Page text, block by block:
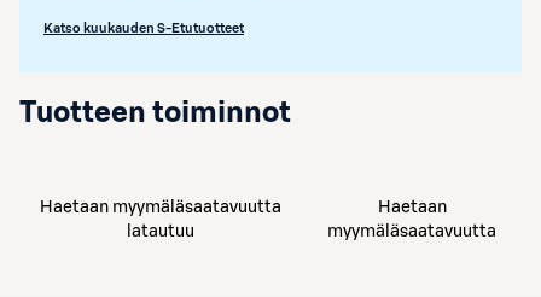
Katso kuukauden S-Etutuotteet
Tuotteen toiminnot
Haetaan myymäläsaatavuutta
latautuu
Haetaan
myymäläsaatavuutta